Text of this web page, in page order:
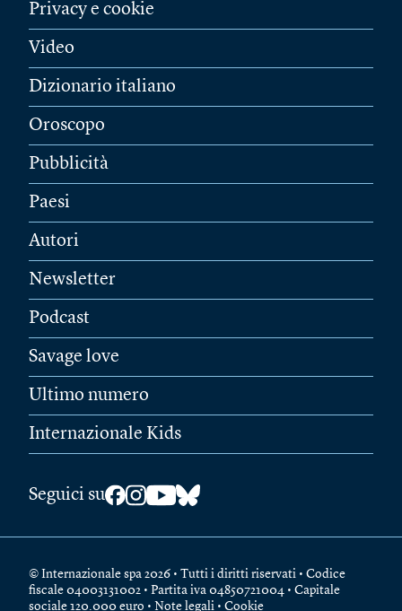
Privacy e cookie
Video
Dizionario italiano
Oroscopo
Pubblicità
Paesi
Autori
Newsletter
Podcast
Savage love
Ultimo numero
Internazionale Kids
Seguici su
© Internazionale spa 2026 • Tutti i diritti riservati • Codice
fiscale 04003131002 • Partita iva 04850721004 • Capitale
sociale 120.000 euro • Note legali • Cookie